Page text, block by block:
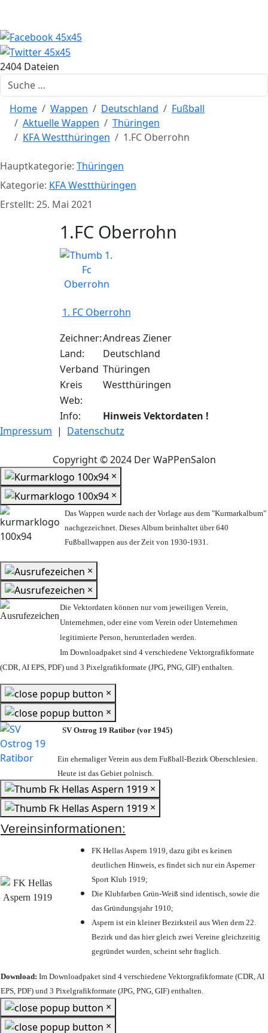
2404 Dateien
Suchen
Home Wappen Deutschland
Fußball
Aktuelle Wappen
Thüringen
KFA Westthüringen
1.FC Oberrohn
Hauptkategorie: Thüringen
Kategorie: KFA Westthüringen
Erstellt: 25. Mai 2021
1.FC Oberrohn
1. FC Oberrohn
Zeichner:Andreas Ziener
Land:
Deutschland
Verband Thüringen
Kreis
Westthüringen
Web:
Info:
Hinweis Vektordaten !
Impressum | Datenschutz
Copyright © 2024 Der WaPPenSalon
×
×
Das Wappen wurde nach der Vorlage aus dem "Kurmarkalbum"
nachgezeichnet. Dieses Album beinhaltet über 640
Fußballwappen aus der Zeit von 1930-1931.
×
×
Die Vektordaten können nur vom jeweiligen Verein,
Unternehmen, oder eine vom Verein oder Unternehmen
legitimierte Person, herunterladen werden.
Im Downloadpaket sind 4 verschiedene Vektorgrafikformate
(CDR, AI EPS, PDF) und 3 Pixelgrafikformate (JPG, PNG, GIF) enthalten.
×
×
SV Ostrog 19 Ratibor (vor 1945)
Ein ehemaliger Verein aus dem Fußball-Bezirk Oberschlesien.
Heute ist das Gebiet polnisch.
×
×
Vereinsinformationen:
FK Hellas Aspern 1919, dazu gibt es keinen
deutlichen Hinweis, es findet sich nur ein Asperner
Sport Klub 1919;
Die Klubfarben Grün-Weiß sind identisch, sowie die
das Gründungsjahr 1910;
Aspern ist ein kleiner Bezirksteil aus Wien dem 22.
Bezirk und das hier gleich zwei Vereine gleichzeitig
gegründet wurden, scheint sehr fraglich.
Download: Im Downloadpaket sind 4 verschiedene Vektorgrafikformate (CDR, AI
EPS, PDF) und 3 Pixelgrafikformate (JPG, PNG, GIF) enthalten.
×
×